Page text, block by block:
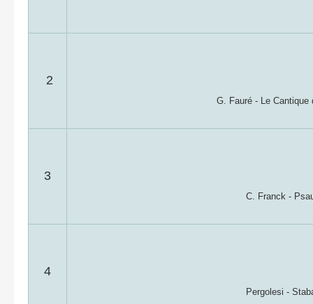
2
G. Fauré - Le Cantique
3
C. Franck -
4
Pergolesi -